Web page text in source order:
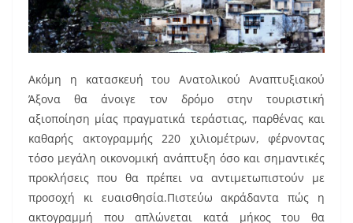
Ακόμη η κατασκευή του Ανατολικού Αναπτυξιακού
Άξονα θα άνοιγε τον δρόμο στην τουριστική
αξιοποίηση μίας πραγματικά τεράστιας, παρθένας και
καθαρής ακτογραμμής 220 χιλιομέτρων, φέρνοντας
τόσο μεγάλη οικονομική ανάπτυξη όσο και σημαντικές
προκλήσεις που θα πρέπει να αντιμετωπιστούν με
προσοχή κι ευαισθησία.Πιστεύω ακράδαντα πώς η
ακτογραμμή που απλώνεται κατά μήκος του θα